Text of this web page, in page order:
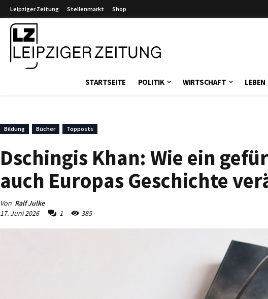
Leipziger Zeitung Stellenmarkt Shop
STARTSEITE POLITIK WIRTSCHAFT LEBEN
Bildung Bücher Topposts
Dschingis Khan: Wie ein
auch Europas Geschichte
Von Ralf Julke
17. Juni 2026
1 385